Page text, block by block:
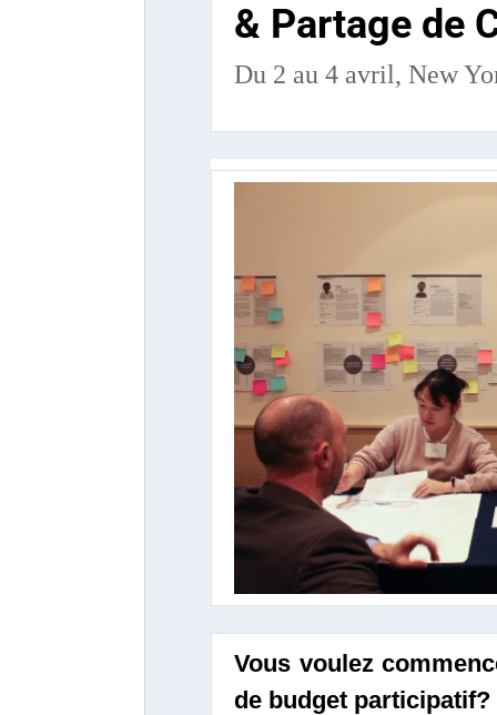
& Partage de
Du 2 au 4 avril, New
Vous voulez
de budget participatif?